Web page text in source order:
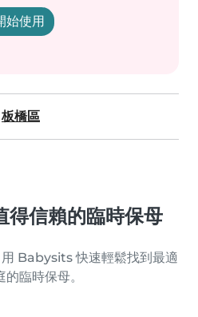
始使用
板橋區
得信賴的臨時保母
Babysits 快速輕鬆找到最適
臨時保母。